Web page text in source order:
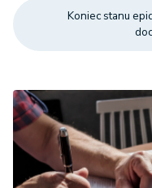
Koniec stanu